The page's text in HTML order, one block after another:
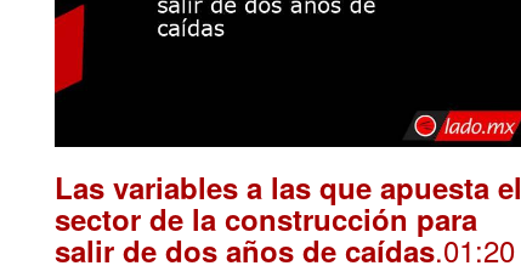
Las variables a las que apuesta el
sector de la construcción para
salir de dos años de caídas.01:20